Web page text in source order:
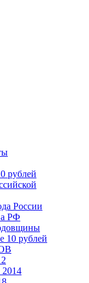
рублей
России
РФ
10 рублей